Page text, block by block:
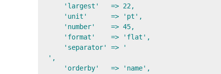
    'largest'   => 22,
    'unit'      => 'pt',
    'number'    => 45,
    'format'    => 'flat',
    'separator' => '
',
    'orderby'   => 'name',